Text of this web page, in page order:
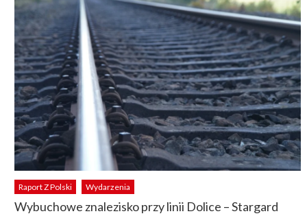
Raport Z Polski Wydarzenia
Wybuchowe znalezisko przy linii Dolice – Stargard